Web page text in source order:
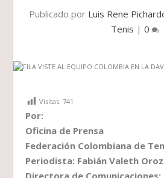
Publicado por Luis Rene
Tenis | 0
Visitas: 741
Por:
Oficina de Prensa
Federación Colombiana de
Periodista: Fabián Valeth